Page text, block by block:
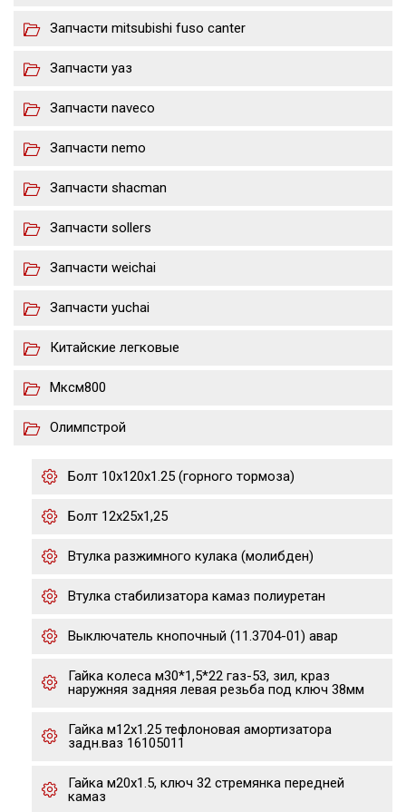
Запчасти mitsubishi fuso canter
Запчасти уаз
Запчасти naveco
Запчасти nemo
Запчасти shacman
Запчасти sollers
Запчасти weichai
Запчасти yuchai
Китайские легковые
Мксм800
Олимпстрой
Болт 10х120х1.25 (горного тормоза)
Болт 12х25х1,25
Втулка разжимного кулака (молибден)
Втулка стабилизатора камаз полиуретан
Выключатель кнопочный (11.3704-01) авар
Гайка колеса м30*1,5*22 газ-53, зил, краз
наружняя задняя левая резьба под ключ 38мм
Гайка м12х1.25 тефлоновая амортизатора
задн.ваз 16105011
Гайка м20х1.5, ключ 32 стремянка передней
камаз